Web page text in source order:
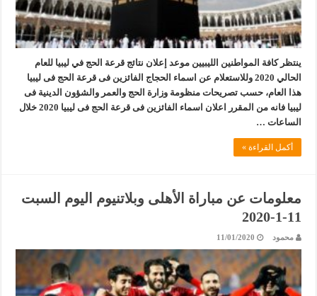
ينتظر كافة المواطنين الليبيين موعد إعلان نتائج قرعة الحج في ليبيا للعام
الحالي 2020 وللاستعلام عن اسماء الحجاج الفائزين فى قرعة الحج فى ليبيا
هذا العام، حسب تصريحات منظومة وزارة الحج والعمر والشؤون الدينية فى
ليبيا فانه من المقرر اعلان اسماء الفائزين فى قرعة الحج فى ليبيا 2020 خلال
الساعات …
أكمل القراءة »
معلومات عن مباراة الأهلى وبلاتنيوم اليوم السبت
11-1-2020
محمود 11/01/2020